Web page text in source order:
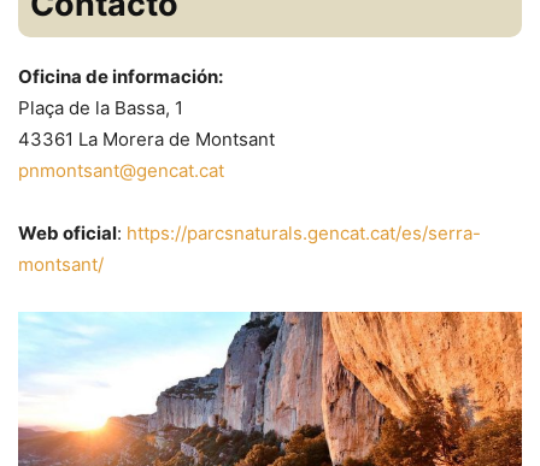
Oficina de información:
Plaça de la Bassa, 1
43361 La Morera de Montsant
pnmontsant@gencat.cat
Web oficial: https://parcsnaturals.gencat.cat/es/serra-
montsant/